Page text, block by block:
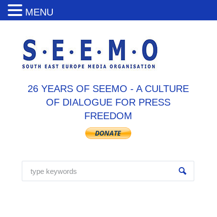
26 YEARS OF SEEMO - A CULTURE
OF DIALOGUE FOR PRESS
FREEDOM
MENU